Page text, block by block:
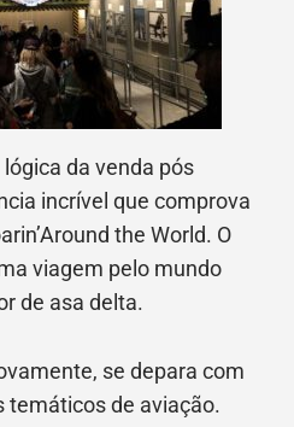
da venda pós
incrível que comprova
the World. O
viagem pelo mundo
de asa delta.
se depara com
temáticos de aviação.